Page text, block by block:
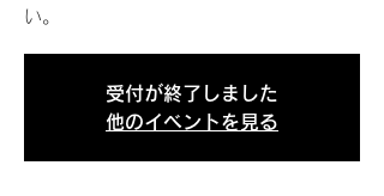
い。
受付が終了しました
他のイベントを見る